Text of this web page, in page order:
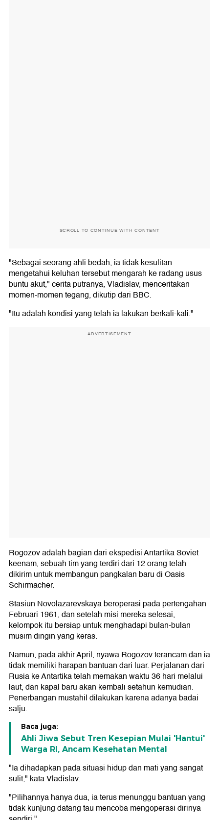
SCROLL TO CONTINUE WITH CONTENT
"Sebagai seorang ahli bedah, ia tidak kesulitan
mengetahui keluhan tersebut mengarah ke radang usus
buntu akut," cerita putranya, Vladislav, menceritakan
momen-momen tegang, dikutip dari BBC.
"Itu adalah kondisi yang telah ia lakukan berkali-kali."
ADVERTISEMENT
Rogozov adalah bagian dari ekspedisi Antartika Soviet
keenam, sebuah tim yang terdiri dari 12 orang telah
dikirim untuk membangun pangkalan baru di Oasis
Schirmacher.
Stasiun Novolazarevskaya beroperasi pada pertengahan
Februari 1961, dan setelah misi mereka selesai,
kelompok itu bersiap untuk menghadapi bulan-bulan
musim dingin yang keras.
Namun, pada akhir April, nyawa Rogozov terancam dan ia
tidak memiliki harapan bantuan dari luar. Perjalanan dari
Rusia ke Antartika telah memakan waktu 36 hari melalui
laut, dan kapal baru akan kembali setahun kemudian.
Penerbangan mustahil dilakukan karena adanya badai
salju.
Baca juga:
Ahli Jiwa Sebut Tren Kesepian Mulai 'Hantui'
Warga RI, Ancam Kesehatan Mental
"Ia dihadapkan pada situasi hidup dan mati yang sangat
sulit," kata Vladislav.
"Pilihannya hanya dua, ia terus menunggu bantuan yang
tidak kunjung datang tau mencoba mengoperasi dirinya